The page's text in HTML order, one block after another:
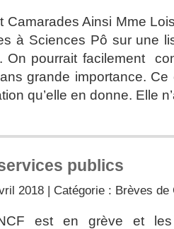
Camarades Ainsi Mme
à Sciences Pô sur une
On pourrait facilement
grande importance.
qu’elle en donne. Elle
publics
2018 | Catégorie : Brèves de
est en grève et les